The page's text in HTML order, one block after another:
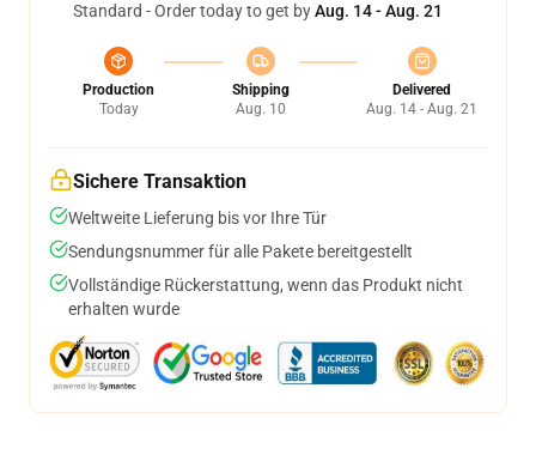
Standard - Order today to get byAug. 14 - Aug. 21
Production
Today
Shipping
Aug. 10
Delivered
Aug. 14 - Aug. 21
Sichere Transaktion
Weltweite Lieferung bis vor Ihre Tür
Sendungsnummer für alle Pakete bereitgestellt
Vollständige Rückerstattung, wenn das Produkt nicht
erhalten wurde